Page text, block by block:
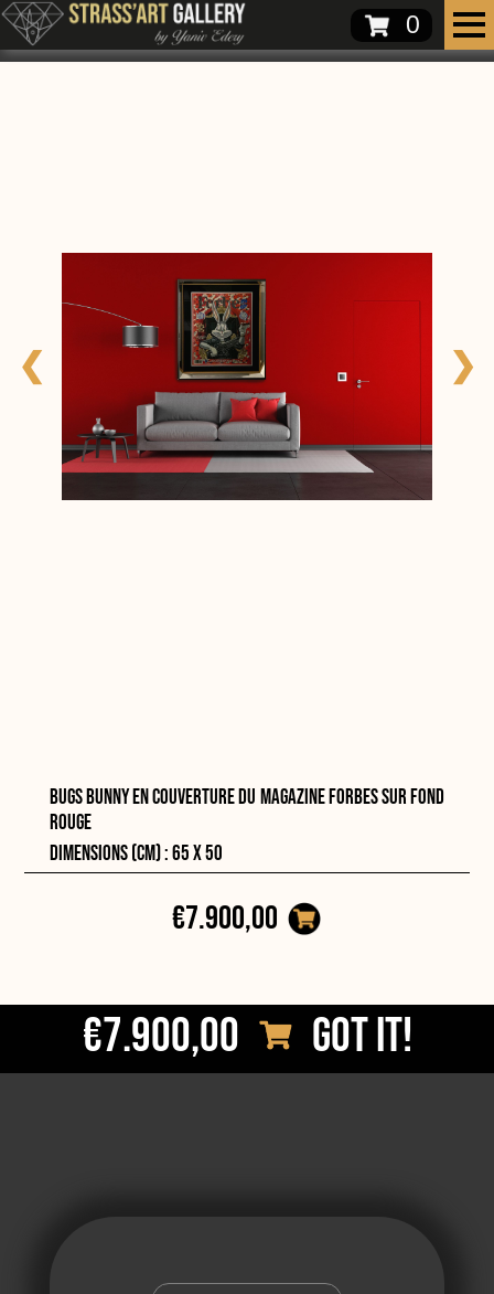
0
❮ ❯
Bugs Bunny en couverture du magazine Forbes sur fond
rouge
Dimensions (cm) : 65 x 50
€7.900,00
€7.900,00 Got it!